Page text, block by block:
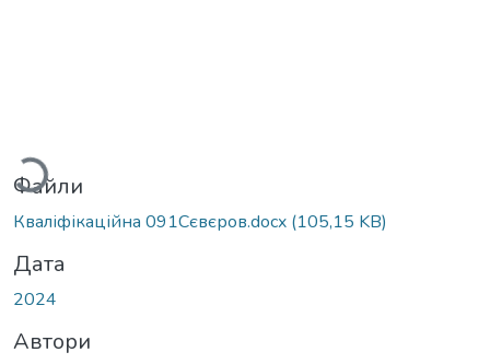
Вантажиться...
Файли
Кваліфікаційна 091Сєвєров.docx (105,15 KB)
Дата
2024
Автори